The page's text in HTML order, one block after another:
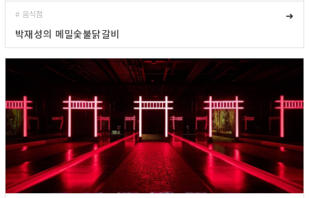
# 음식점
➜
박재성의 메밀숯불닭갈비